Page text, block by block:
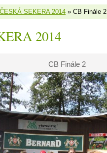
ČESKÁ SEKERA 2014 » CB Finále 2
2014
CB Finále 2